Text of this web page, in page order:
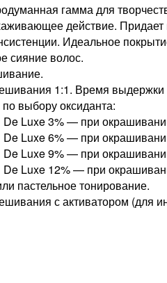
гамма для
действие. Придает
Идеальное
сияние волос.
1:1. Время выдержки
выбору оксиданта:
Luxe 3% — при
Luxe 6% — при
Luxe 9% — при
De Luxe 12% — при
пастельное тонирование.
с активатором (для